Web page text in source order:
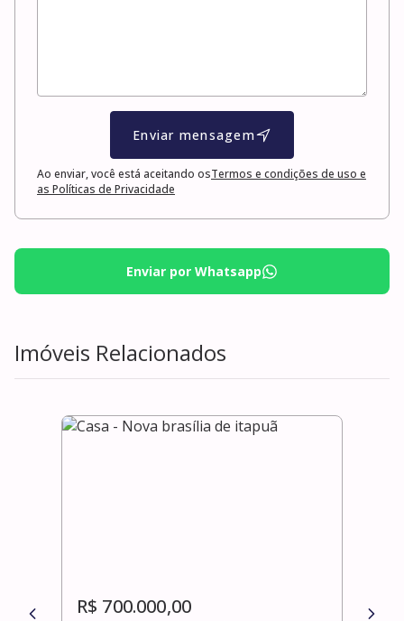
Enviar mensagem
Ao enviar, você está aceitando osTermos e condições de uso e
as Políticas de Privacidade
Enviar por Whatsapp
Imóveis Relacionados
R$ 700.000,00 R$